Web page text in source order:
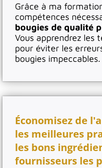
Grâce à ma
compétences
bougies de qualité
Vous apprendrez les
pour éviter les
bougies impeccables.
Économisez de
les meilleures
les bons
fournisseurs les